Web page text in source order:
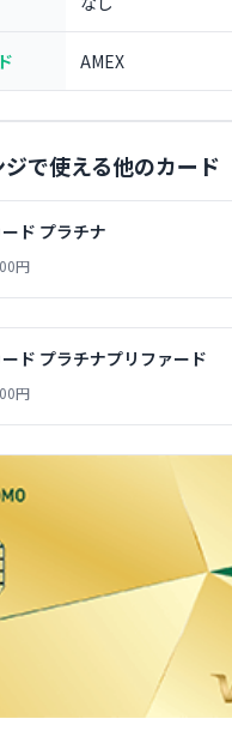
AMEX
で使える他のカード
ド プラチナ
円
ド プラチナプリファード
円